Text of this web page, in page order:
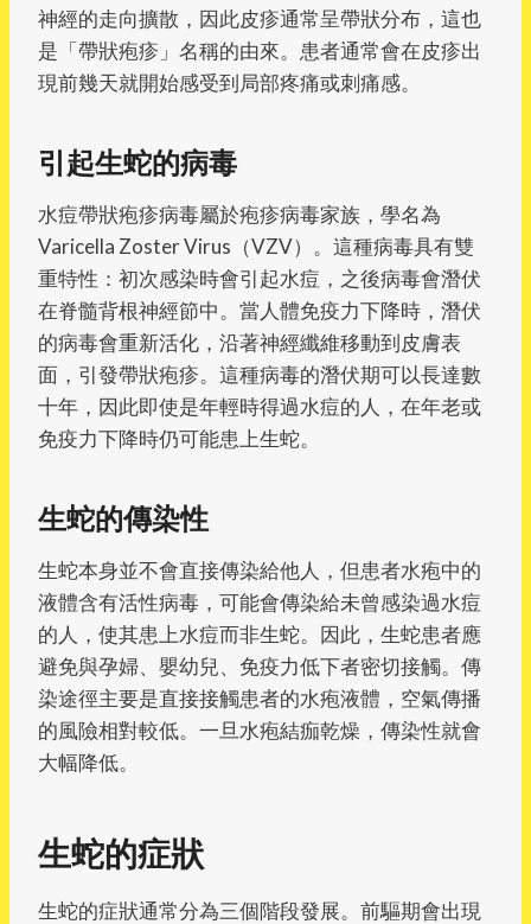
神經的走向擴散，因此皮疹通常呈帶狀分布，這也
是「帶狀疱疹」名稱的由來。患者通常會在皮疹出
現前幾天就開始感受到局部疼痛或刺痛感。
引起生蛇的病毒
水痘帶狀疱疹病毒屬於疱疹病毒家族，學名為
Varicella Zoster Virus（VZV）。這種病毒具有雙
重特性：初次感染時會引起水痘，之後病毒會潛伏
在脊髓背根神經節中。當人體免疫力下降時，潛伏
的病毒會重新活化，沿著神經纖維移動到皮膚表
面，引發帶狀疱疹。這種病毒的潛伏期可以長達數
十年，因此即使是年輕時得過水痘的人，在年老或
免疫力下降時仍可能患上生蛇。
生蛇的傳染性
生蛇本身並不會直接傳染給他人，但患者水疱中的
液體含有活性病毒，可能會傳染給未曾感染過水痘
的人，使其患上水痘而非生蛇。因此，生蛇患者應
避免與孕婦、嬰幼兒、免疫力低下者密切接觸。傳
染途徑主要是直接接觸患者的水疱液體，空氣傳播
的風險相對較低。一旦水疱結痂乾燥，傳染性就會
大幅降低。
生蛇的症狀
生蛇的症狀通常分為三個階段發展。前驅期會出現